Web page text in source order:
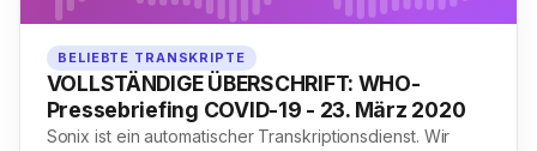
BELIEBTE TRANSKRIPTE
VOLLSTÄNDIGE ÜBERSCHRIFT: WHO-
Pressebriefing COVID-19 - 23. März 2020
Sonix ist ein automatischer Transkriptionsdienst. Wir